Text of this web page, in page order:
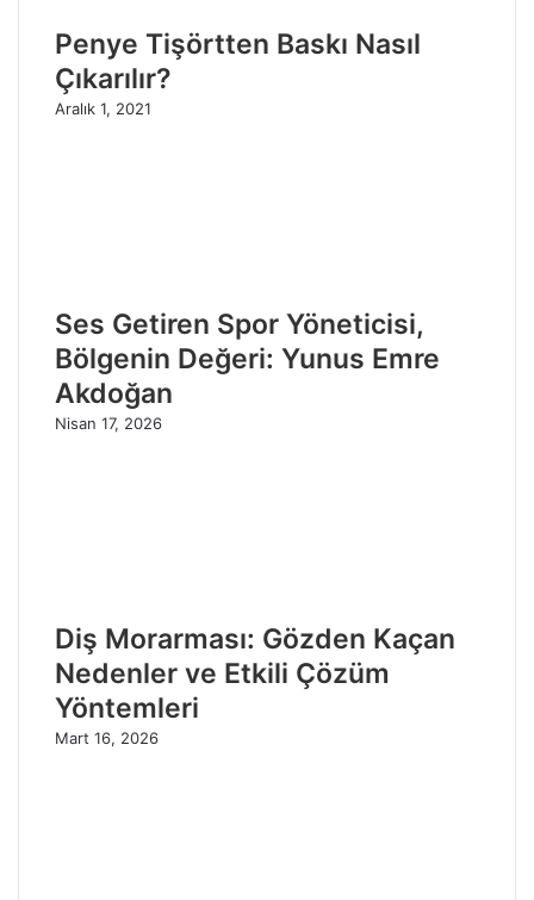
Penye Tişörtten Baskı Nasıl
Çıkarılır?
Aralık 1, 2021
Ses Getiren Spor Yöneticisi,
Bölgenin Değeri: Yunus Emre
Akdoğan
Nisan 17, 2026
Diş Morarması: Gözden Kaçan
Nedenler ve Etkili Çözüm
Yöntemleri
Mart 16, 2026